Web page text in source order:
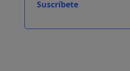
Suscríbete